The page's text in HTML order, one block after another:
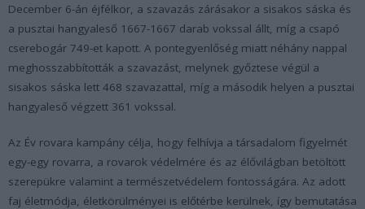
December 6-án éjfélkor, a szavazás zárásakor a sisakos sáska és
a pusztai hangyaleső 1667-1667 darab vokssal állt, míg a csapó
cserebogár 749-et kapott. A pontegyenlőség miatt néhány nappal
meghosszabbították a szavazást, melynek győztese végül a
sisakos sáska lett 468 szavazattal, míg a második helyen a pusztai
hangyaleső végzett 361 vokssal.
Az Év rovara kampány célja, hogy felhívja a társadalom figyelmét
egy-egy rovarra, a rovarok védelmére és az élővilágban betöltött
szerepükre valamint a természetvédelem fontosságára. Az adott
faj életmódja, életkörülményei is előtérbe kerülnek, így bemutatása